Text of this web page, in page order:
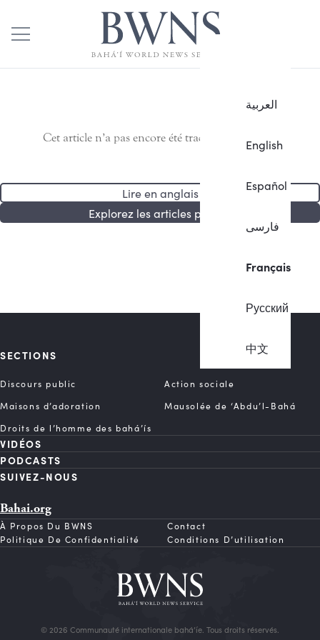
العربية
English
Español
فارسی
Français
Русский
中文
Cet article n’a pas encore été traduit en français.
Lire en anglais
Explorez les articles publiés
SECTIONS
Discours public
Action sociale
Maisons d’adoration
Mausolée de ‘Abdu’l-Bahá
Droits de l’homme des bahá’ís
VIDÉOS
PODCASTS
SUIVEZ-NOUS
Bahai.org
À Propos Du BWNS
Contact
Politique De Confidentialité
Conditions D’utilisation
© 2026 Communauté internationale bahá’íe. Tous droits réservés.